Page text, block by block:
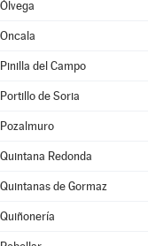
Ólvega
Oncala
Pinilla del Campo
Portillo de Soria
Pozalmuro
Quintana Redonda
Quintanas de Gormaz
Quiñonería